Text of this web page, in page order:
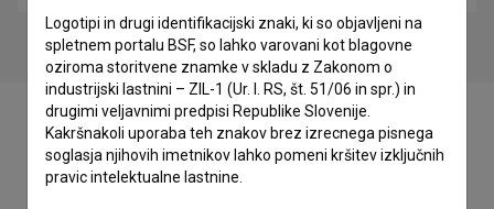
Ekipa
Logotipi in drugi identifikacijski znaki, ki so objavljeni na
spletnem portalu BSF, so lahko varovani kot blagovne
oziroma storitvene znamke v skladu z Zakonom o
industrijski lastnini – ZIL-1 (Ur. l. RS, št. 51/06 in spr.) in
drugimi veljavnimi predpisi Republike Slovenije.
Kakršnakoli uporaba teh znakov brez izrecnega pisnega
soglasja njihovih imetnikov lahko pomeni kršitev izključnih
pravic intelektualne lastnine.